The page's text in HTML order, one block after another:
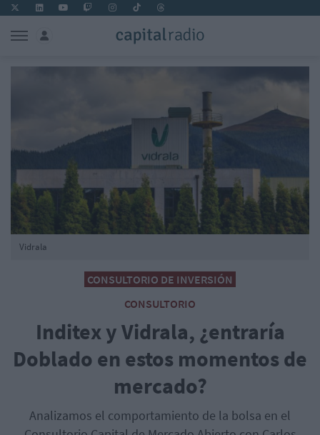
CONSULTORIO DE INVERSIÓN
CONSULTORIO
Inditex y Vidrala, ¿entraría
Doblado en estos momentos de
mercado?
Analizamos el comportamiento de la bolsa en el
Vidrala